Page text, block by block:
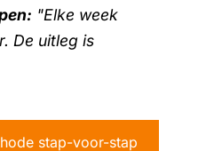
"Elke week
De uitleg is
stap-voor-stap